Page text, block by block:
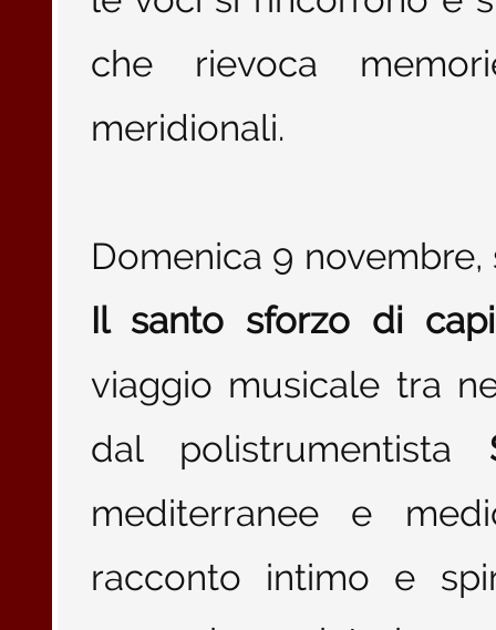
che rievoca
meridionali.
Domenica 9
Il santo sforzo di
viaggio musicale tra
dal polistrumentista
mediterranee e
racconto intimo e